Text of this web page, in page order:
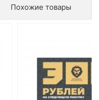
Похожие товары